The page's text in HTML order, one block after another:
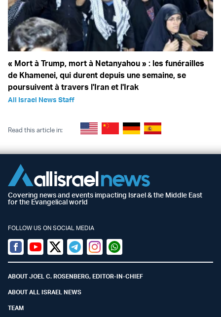
« Mort à Trump, mort à Netanyahou » : les funérailles
de Khamenei, qui durent depuis une semaine, se
poursuivent à travers l'Iran et l'Irak
All Israel News Staff
Read this article in:
Covering news and events impacting Israel & the Middle East
for the Evangelical world
FOLLOW US ON SOCIAL MEDIA
Facebook
YoutubeTwitter (X)
TelegramInstagramWhatsapp
ABOUT JOEL C. ROSENBERG, EDITOR-IN-CHIEF
ABOUT ALL ISRAEL NEWS
TEAM